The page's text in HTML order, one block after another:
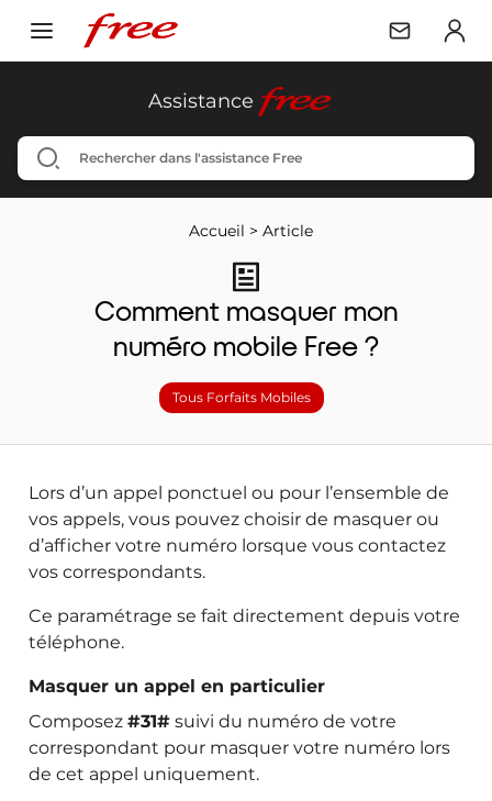
Assistance free
Accueil > Article
Comment masquer mon
numéro mobile Free ?
Tous Forfaits Mobiles
Lors d’un appel ponctuel ou pour l’ensemble de
vos appels, vous pouvez choisir de masquer ou
d’afficher votre numéro lorsque vous contactez
vos correspondants.
Ce paramétrage se fait directement depuis votre
téléphone.
Masquer un appel en particulier
Composez#31# suivi du numéro de votre
correspondant pour masquer votre numéro lors
de cet appel uniquement.